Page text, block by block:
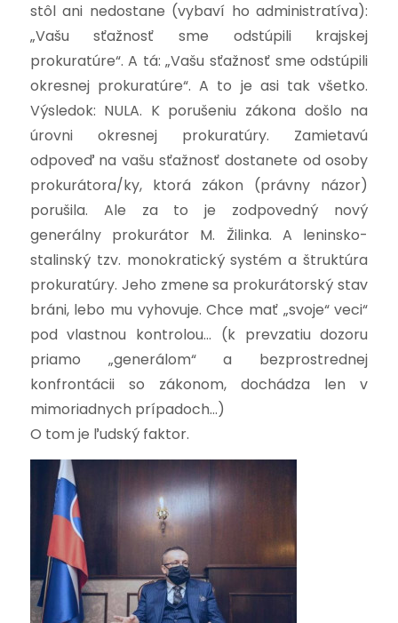
stôl ani nedostane (vybaví ho administratíva):
„Vašu sťažnosť sme odstúpili krajskej
prokuratúre“. A tá: „Vašu sťažnosť sme odstúpili
okresnej prokuratúre“. A to je asi tak všetko.
Výsledok: NULA. K porušeniu zákona došlo na
úrovni okresnej prokuratúry. Zamietavú
odpoveď na vašu sťažnosť dostanete od osoby
prokurátora/ky, ktorá zákon (právny názor)
porušila. Ale za to je zodpovedný nový
generálny prokurátor M. Žilinka. A leninsko-
stalinský tzv. monokratický systém a štruktúra
prokuratúry. Jeho zmene sa prokurátorský stav
bráni, lebo mu vyhovuje. Chce mať „svoje“ veci“
pod vlastnou kontrolou… (k prevzatiu dozoru
priamo „generálom“ a bezprostrednej
konfrontácii so zákonom, dochádza len v
mimoriadnych prípadoch…)
O tom je ľudský faktor.